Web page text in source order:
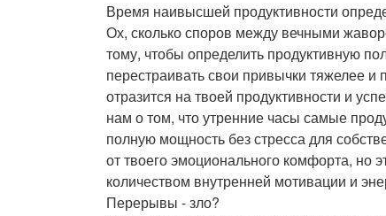
Время наивысшей продуктивности
Ох, сколько споров между вечными
тому, чтобы определить продуктивную
перестраивать свои привычки тяжелее
отразится на твоей продуктивности и
нам о том, что утренние часы самые
полную мощность без стресса для
от твоего эмоционального комфорта,
количеством внутренней мотивации и
Перерывы - зло?